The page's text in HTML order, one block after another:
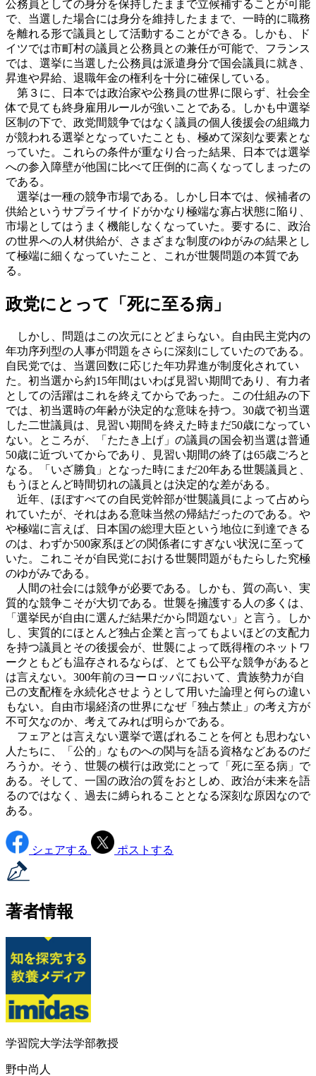
公務員としての身分を保持したままで立候補することが可能
で、当選した場合には身分を維持したままで、一時的に職務
を離れる形で議員として活動することができる。しかも、ド
イツでは市町村の議員と公務員との兼任が可能で、フランス
では、選挙に当選した公務員は派遣身分で国会議員に就き、
昇進や昇給、退職年金の権利を十分に確保している。
第３に、日本では政治家や公務員の世界に限らず、社会全
体で見ても終身雇用ルールが強いことである。しかも中選挙
区制の下で、政党間競争ではなく議員の個人後援会の組織力
が競われる選挙となっていたことも、極めて深刻な要素とな
っていた。これらの条件が重なり合った結果、日本では選挙
への参入障壁が他国に比べて圧倒的に高くなってしまったの
である。
選挙は一種の競争市場である。しかし日本では、候補者の
供給というサプライサイドがかなり極端な寡占状態に陥り、
市場としてはうまく機能しなくなっていた。要するに、政治
の世界への人材供給が、さまざまな制度のゆがみの結果とし
て極端に細くなっていたこと、これが世襲問題の本質であ
る。
政党にとって「死に至る病」
しかし、問題はこの次元にとどまらない。自由民主党内の
年功序列型の人事が問題をさらに深刻にしていたのである。
自民党では、当選回数に応じた年功昇進が制度化されてい
た。初当選から約15年間はいわば見習い期間であり、有力者
としての活躍はこれを終えてからであった。この仕組みの下
では、初当選時の年齢が決定的な意味を持つ。30歳で初当選
した二世議員は、見習い期間を終えた時まだ50歳になってい
ない。ところが、「たたき上げ」の議員の国会初当選は普通
50歳に近づいてからであり、見習い期間の終了は65歳ごろと
なる。「いざ勝負」となった時にまだ20年ある世襲議員と、
もうほとんど時間切れの議員とは決定的な差がある。
近年、ほぼすべての自民党幹部が世襲議員によって占めら
れていたが、それはある意味当然の帰結だったのである。や
や極端に言えば、日本国の総理大臣という地位に到達できる
のは、わずか500家系ほどの関係者にすぎない状況に至って
いた。これこそが自民党における世襲問題がもたらした究極
のゆがみである。
人間の社会には競争が必要である。しかも、質の高い、実
質的な競争こそが大切である。世襲を擁護する人の多くは、
「選挙民が自由に選んだ結果だから問題ない」と言う。しか
し、実質的にほとんど独占企業と言ってもよいほどの支配力
を持つ議員とその後援会が、世襲によって既得権のネットワ
ークともども温存されるならば、とても公平な競争があると
は言えない。300年前のヨーロッパにおいて、貴族勢力が自
己の支配権を永続化させようとして用いた論理と何らの違い
もない。自由市場経済の世界になぜ「独占禁止」の考え方が
不可欠なのか、考えてみれば明らかである。
フェアとは言えない選挙で選ばれることを何とも思わない
人たちに、「公的」なものへの関与を語る資格などあるのだ
ろうか。そう、世襲の横行は政党にとって「死に至る病」で
ある。そして、一国の政治の質をおとしめ、政治が未来を語
るのではなく、過去に縛られることとなる深刻な原因なので
ある。
シェアする ポストする
著者情報
学習院大学法学部教授
野中尚人